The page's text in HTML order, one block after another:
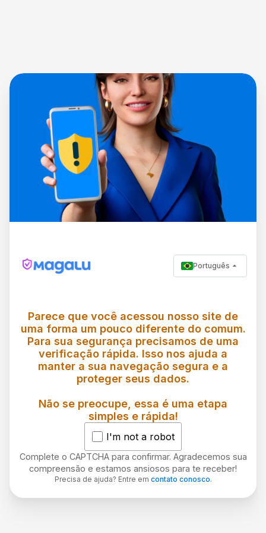
Português
Parece que você acessou nosso site de
uma forma um pouco diferente do comum.
Para sua segurança precisamos de uma
verificação rápida. Isso nos ajuda a
manter a sua navegação segura e a
proteger seus dados.
Não se preocupe, essa é uma etapa
simples e rápida!
I'm not a robot
Complete o CAPTCHA para confirmar. Agradecemos sua
compreensão e estamos ansiosos para te receber!
Precisa de ajuda? Entre em contato conosco.